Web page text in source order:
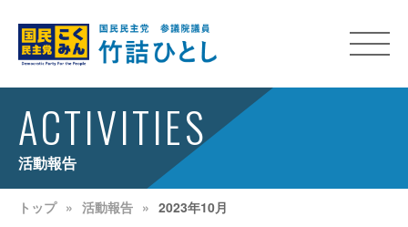
ACTIVITIES
活動報告
トップ 活動報告 2023年10月